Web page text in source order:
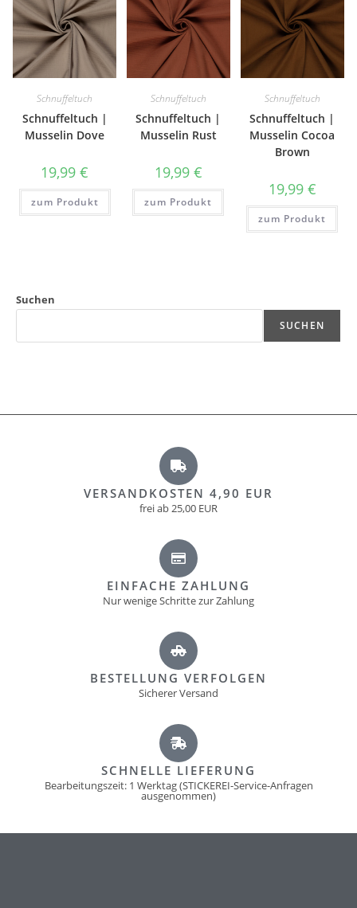
Schnuffeltuch
Schnuffeltuch |
Musselin Dove
19,99€
zum Produkt
Schnuffeltuch
Schnuffeltuch |
Musselin Rust
19,99 €
zum Produkt
Schnuffeltuch
Schnuffeltuch |
Musselin Cocoa
Brown
19,99 €
zum Produkt
Suchen
SUCHEN
VERSANDKOSTEN 4,90 EUR
frei ab 25,00 EUR
EINFACHE ZAHLUNG
Nur wenige Schritte zur Zahlung
BESTELLUNG VERFOLGEN
Sicherer Versand
SCHNELLE LIEFERUNG
Bearbeitungszeit: 1 Werktag (STICKEREI-Service-Anfragen
ausgenommen)